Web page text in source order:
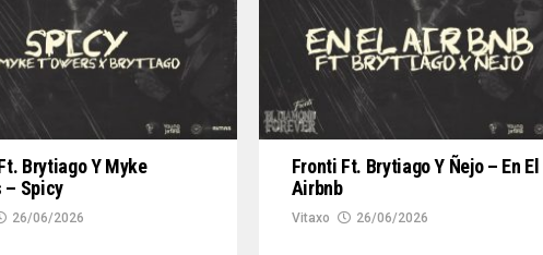
Brytiago Y Myke
– Spicy
26/06/2026
Fronti Ft. Brytiago Y Ñejo – En El
Airbnb
Vitaxo 26/06/2026